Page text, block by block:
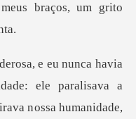
meus braços, um grito
ele paralisava a
n